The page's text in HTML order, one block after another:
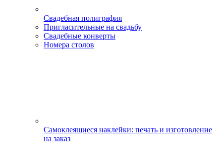
Свадебная полиграфия
Пригласительные на свадьбу
Свадебные конверты
Номера столов
Самоклеящиеся наклейки: печать и изготовление
на заказ